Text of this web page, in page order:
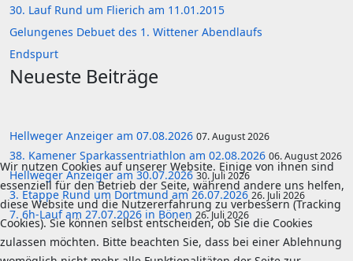
30. Lauf Rund um Flierich am 11.01.2015
Gelungenes Debuet des 1. Wittener Abendlaufs
Endspurt
Neueste Beiträge
Hellweger Anzeiger am 07.08.2026 07. August 2026
38. Kamener Sparkassentriathlon am 02.08.2026 06. August 2026
Hellweger Anzeiger am 30.07.202630. Juli 2026
3. Etappe Rund um Dortmund am 26.07.2026 26. Juli 2026
7. 6h-Lauf am 27.07.2026 in Bönen 26. Juli 2026
Wir nutzen Cookies auf unserer Website. Einige von ihnen sind
essenziell für den Betrieb der Seite, während andere uns helfen,
diese Website und die Nutzererfahrung zu verbessern (Tracking
Cookies). Sie können selbst entscheiden, ob Sie die Cookies
zulassen möchten. Bitte beachten Sie, dass bei einer Ablehnung